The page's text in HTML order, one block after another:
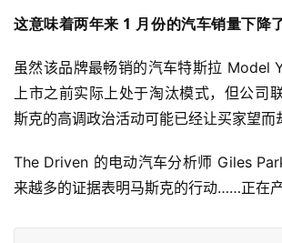
这意味着两年来 1 月份的汽车销量下降
虽然该品牌最畅销的汽车特斯拉 Model
上市之前实际上处于淘汰模式，但公司
斯克的高调政治活动可能已经让买家望而
The Driven 的电动汽车分析师 Giles
来越多的证据表明马斯克的行动……正在产